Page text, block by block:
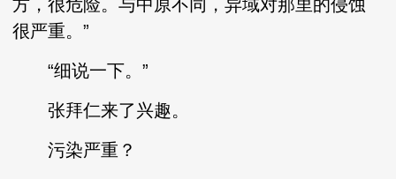
方，很危险。与中原不同，异域对那里的侵蚀
很严重。”
“细说一下。”
张拜仁来了兴趣。
污染严重？